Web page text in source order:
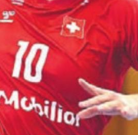
sportleroder per Coupon
Ja. Ich benötige
ein Abo.